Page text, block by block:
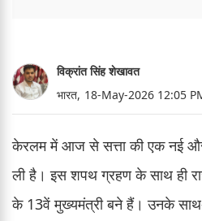
विक्रांत सिंह शेखावत
भारत, 18-May-2026 12:05
केरलम में आज से सत्ता की एक नई और
ली है। इस शपथ ग्रहण के साथ ही
के 13वें मुख्यमंत्री बने हैं। उनके साथ-